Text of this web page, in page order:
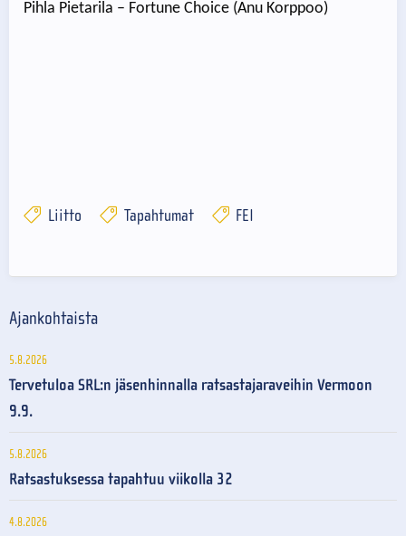
Pihla Pietarila – Fortune Choice (Anu Korppoo)
Liitto Tapahtumat FEI
Ajankohtaista
5.8.2026
Tervetuloa SRL:n jäsenhinnalla ratsastajaraveihin Vermoon
9.9.
5.8.2026
Ratsastuksessa tapahtuu viikolla 32
4.8.2026